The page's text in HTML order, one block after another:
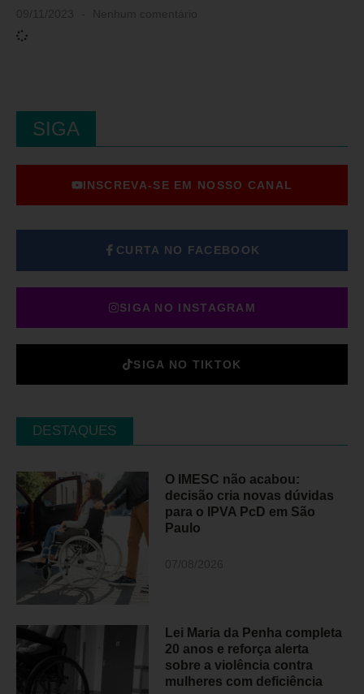
SIGA
INSCREVA-SE EM NOSSO CANAL
CURTA NO FACEBOOK
SIGA NO INSTAGRAM
SIGA NO TIKTOK
DESTAQUES
O IMESC não acabou:
decisão cria novas dúvidas
para o IPVA PcD em São
Paulo
Lei Maria da Penha completa
20 anos e reforça alerta
sobre a violência contra
mulheres com deficiência